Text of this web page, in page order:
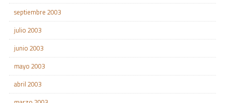
septiembre 2003
julio 2003
junio 2003
mayo 2003
abril 2003